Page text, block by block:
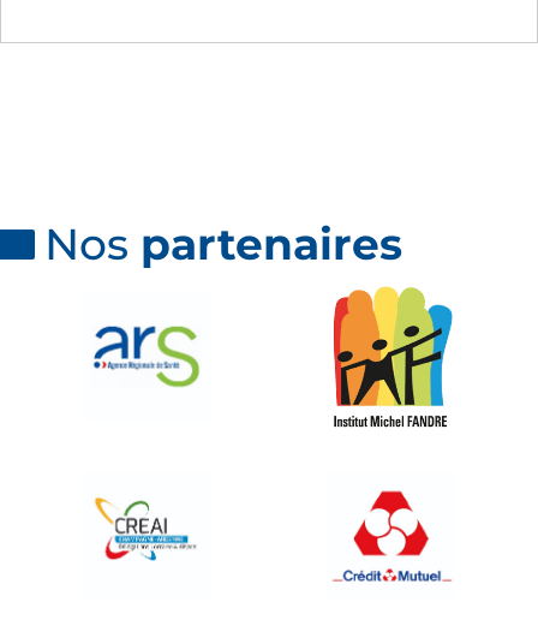
Nos partenaires